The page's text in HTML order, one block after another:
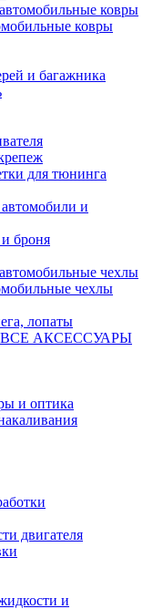
ковры
ковры
и багажника
для тюнинга
и
броня
чехлы
чехлы
лопаты
АКСЕССУАРЫ
и оптика
двигателя
и